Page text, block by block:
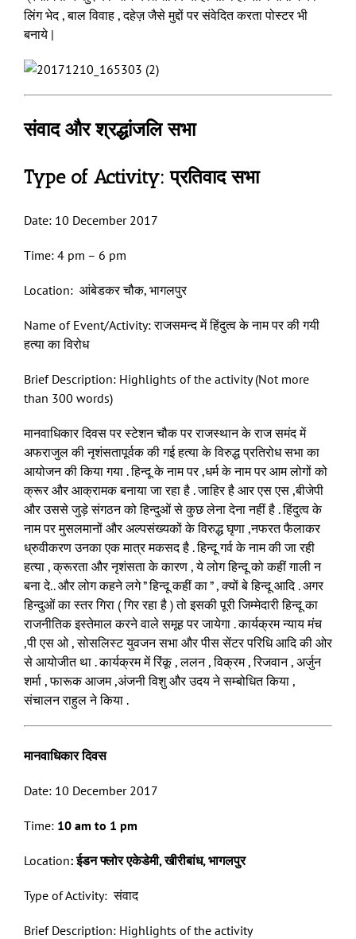
लिंग भेद , बाल विवाह , दहेज़ जैसे मुद्दों पर संवेदित करता पोस्टर भी
बनाये |
संवाद और श्रद्धांजलि सभा
Type of Activity: प्रतिवाद सभा
Date: 10 December 2017
Time: 4 pm – 6 pm
Location: आंबेडकर चौक, भागलपुर
Name of Event/Activity: राजसमन्द में हिंदुत्व के नाम पर की गयी
हत्या का विरोध
Brief Description: Highlights of the activity (Not more
than 300 words)
मानवाधिकार दिवस पर स्टेशन चौक पर राजस्थान के राज समंद में
अफराजुल की नृशंसतापूर्वक की गई हत्या के विरुद्ध प्रतिरोध सभा का
आयोजन की किया गया . हिन्दू के नाम पर ,धर्म के नाम पर आम लोगों को
क्रूर और आक्रामक बनाया जा रहा है . जाहिर है आर एस एस ,बीजेपी
और उससे जुड़े संगठन को हिन्दुओं से कुछ लेना देना नहीं है . हिंदुत्व के
नाम पर मुसलमानों और अल्पसंख्यकों के विरुद्ध घृणा ,नफरत फैलाकर
ध्रुवीकरण उनका एक मात्र मकसद है . हिन्दू गर्व के नाम की जा रही
हत्या , क्रूरता और नृशंसता के कारण , ये लोग हिन्दू को कहीं गाली न
बना दे.. और लोग कहने लगे ” हिन्दू कहीं का ” , क्यों बे हिन्दू आदि . अगर
हिन्दुओं का स्तर गिरा ( गिर रहा है ) तो इसकी पूरी जिम्मेदारी हिन्दू का
राजनीतिक इस्तेमाल करने वाले समूह पर जायेगा . कार्यक्रम न्याय मंच
,पी एस ओ , सोसलिस्ट युवजन सभा और पीस सेंटर परिधि आदि की ओर
से आयोजीत था . कार्यक्रम में रिंकू , ललन , विक्रम , रिजवान , अर्जुन
शर्मा , फारूक आजम ,अंजनी विशु और उदय ने सम्बोधित किया ,
संचालन राहुल ने किया .
मानवाधिकार दिवस
Date: 10 December 2017
Time: 10 am to 1 pm
Location:ईडन फ्लोर एकेडेमी, खीरीबांध, भागलपुर
Type of Activity: संवाद
Brief Description: Highlights of the activity